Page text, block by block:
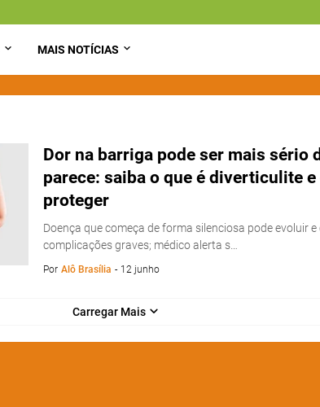
MAIS NOTÍCIAS
Dor na barriga pode ser mais sério
parece: saiba o que é diverticulite e
proteger
Doença que começa de forma silenciosa pode evoluir
complicações graves; médico alerta s…
Por Alô Brasília - 12 junho
Carregar Mais